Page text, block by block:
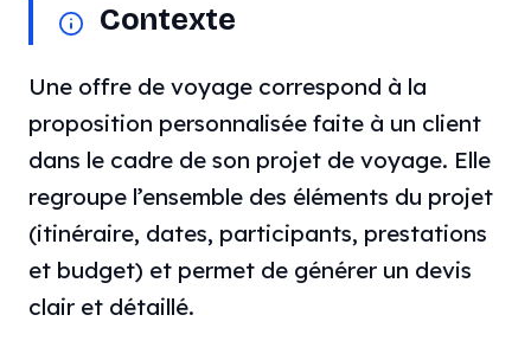
Contexte
Une offre de voyage correspond à la
proposition personnalisée faite à un client
dans le cadre de son projet de voyage. Elle
regroupe l’ensemble des éléments du projet
(itinéraire, dates, participants, prestations
et budget) et permet de générer un devis
clair et détaillé.